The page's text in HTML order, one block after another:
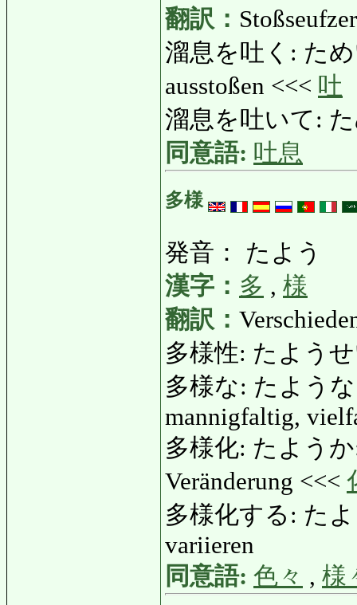
翻訳： Stoßseufzer
溜息を吐く: ため
ausstoßen <<< 吐
溜息を吐いて:
同意語: 吐息
多様
発音： たよう
漢字： 多 , 様
翻訳：
多様性: たよう
多様な: たような
mannigfaltig,
多様化: たよう
Veränderung <<<
多様化する: た
variieren
同意語: 色々 , 様